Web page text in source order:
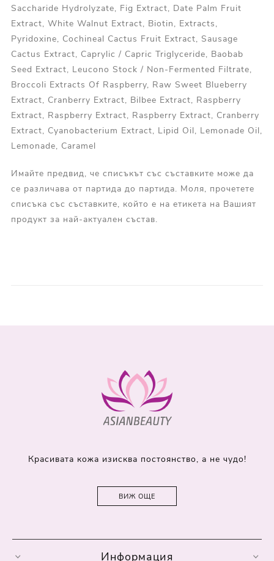
Saccharide Hydrolyzate, Fig Extract, Date Palm Fruit
Extract, White Walnut Extract, Biotin, Extracts,
Pyridoxine, Cochineal Cactus Fruit Extract, Sausage
Cactus Extract, Caprylic / Capric Triglyceride, Baobab
Seed Extract, Leucono Stock / Non-Fermented Filtrate,
Broccoli Extracts Of Raspberry, Raw Sweet Blueberry
Extract, Cranberry Extract, Bilbee Extract, Raspberry
Extract, Raspberry Extract, Raspberry Extract, Cranberry
Extract, Cyanobacterium Extract, Lipid Oil, Lemonade Oil,
Lemonade, Caramel
Имайте предвид, че списъкът със съставките може да
се различава от партида до партида. Моля, прочетете
списъка със съставките, който е на етикета на Вашият
продукт за най-актуален състав.
Красивата кожа изисква постоянство, а не чудо!
ВИЖ ОЩЕ
Информация